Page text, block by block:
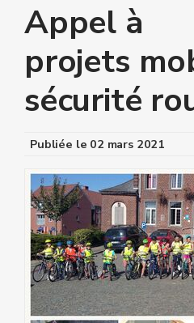
Appel à
projets
sécurité
Publiée le 02 mars 2021